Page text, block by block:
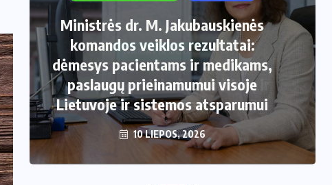
Ministrės dr. M. Jakubauskienės
komandos veiklos rezultatai:
dėmesys pacientams ir medikams,
paslaugų prieinamumui visoje
Lietuvoje ir sistemos atsparumui
10 LIEPOS, 2026